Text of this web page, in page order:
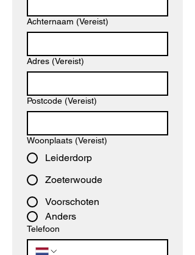
Achternaam (Vereist)
Adres (Vereist)
Postcode (Vereist)
Woonplaats (Vereist)
Leiderdorp
Zoeterwoude
Voorschoten
Anders
Telefoon